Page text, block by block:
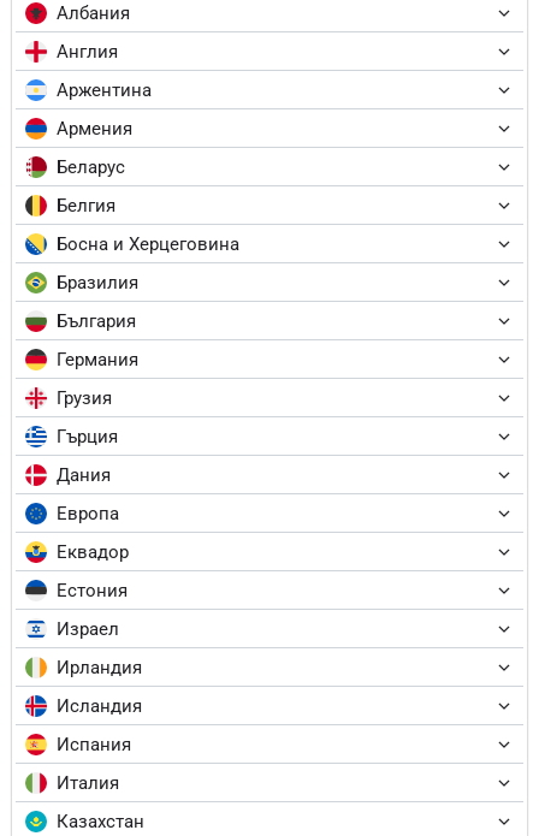
Албания
Англия
Аржентина
Армения
Беларус
Белгия
Босна и Херцеговина
Бразилия
България
Германия
Грузия
Гърция
Дания
Европа
Еквадор
Естония
Израел
Ирландия
Исландия
Испания
Италия
Казахстан